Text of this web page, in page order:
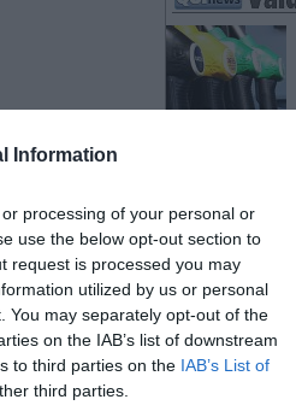
Information
processing of your personal or
use the below opt-out section to
request is processed you may
utilized by us or personal
You may separately opt-out of the
on the IAB’s list of downstream
to third parties on the IAB’s List of
third parties.